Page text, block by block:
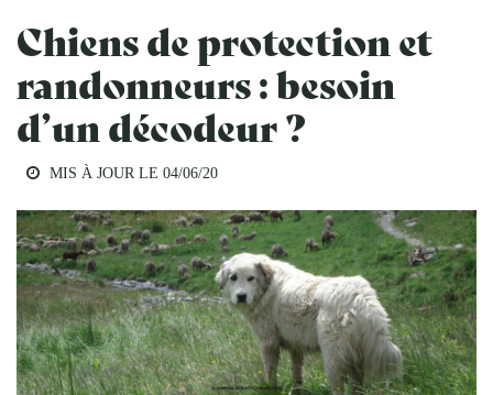
Chiens de protection et
randonneurs : besoin
d’un décodeur ?
MIS À JOUR LE 04/06/20